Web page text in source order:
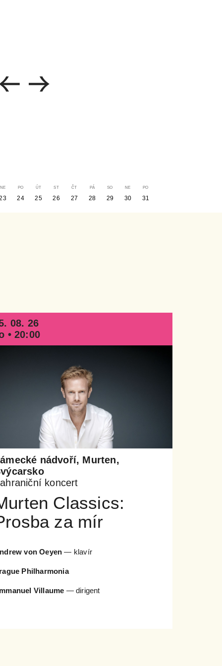
24 25 26 27 28 29 30 31
08. 26
• 20:00
nádvoří, Murten,
koncert
Classics:
za mír
von Oeyen — klavír
Philharmonia
Villaume — dirigent